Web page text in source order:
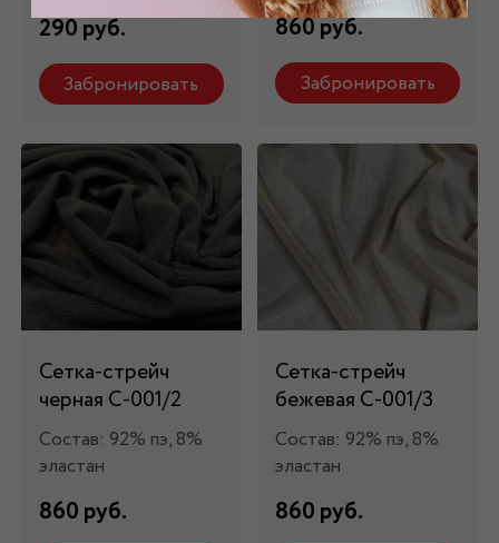
290 руб.
Забронировать
860 руб.
Забронировать
Сетка-стрейч
черная С-001/2
Состав: 92% пэ, 8%
эластан
860 руб.
Сетка-стрейч
бежевая С-001/3
Состав: 92% пэ, 8%
эластан
860 руб.